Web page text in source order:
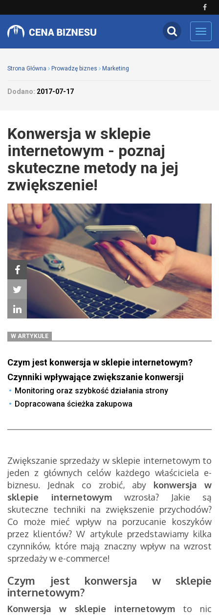
Strona Główna Prowadzę biznes Marketing
Dodano: 2017-07-17
Konwersja w sklepie
internetowym - poznaj
skuteczne metody na jej
zwiększenie!
W ARTYKULE
Czym jest konwersja w sklepie internetowym?
Czynniki wpływające zwiększanie konwersji
Monitoring oraz szybkość działania strony
Dopracowana ścieżka zakupowa
Zwiększanie sprzedaży w sklepie internetowym to
jeden z głównych celów każdego właściciela e-
biznesu. Jednak co zrobić, aby konwersja w
sklepie internetowym wzrosła? Jakie są
skuteczne techniki na zwiększenie przychodów?
Co może mieć wpływ na porzucanie koszyków
przez klientów?W artykule przedstawiamy kilka
czynników, które mają znaczny wpływ na wzrost
sprzedaży w e-commerce!
Czym jest konwersja w sklepie
internetowym?
Konwersja w sklepie internetowym to nic